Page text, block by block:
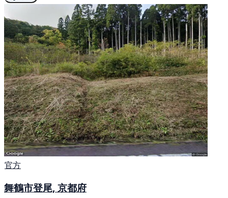
官方
舞鶴市登尾, 京都府